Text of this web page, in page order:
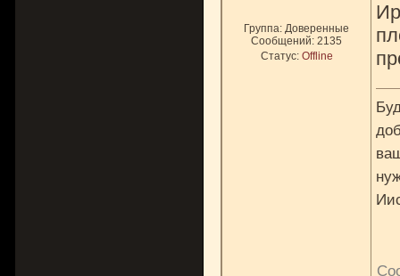
Группа: Доверенные
Сообщений: 2135
Статус: Offline